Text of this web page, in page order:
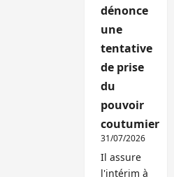
dénonce
une
tentative
de prise
du
pouvoir
coutumier
31/07/2026
Il assure
l'intérim à